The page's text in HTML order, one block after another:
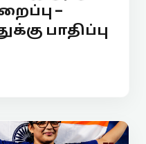
–
பாதிப்பு